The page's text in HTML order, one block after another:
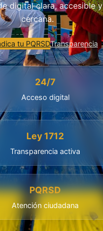
digital clara, accesible y
cercana.
tu PQRSDTransparencia
24/7
Acceso digital
Ley 1712
Transparencia activa
PQRSD
Atención ciudadana